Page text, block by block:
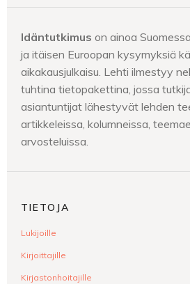
Idäntutkimus on ainoa
ja itäisen Euroopan kysymyksiä
aikakausjulkaisu. Lehti ilmestyy
tuhtina tietopakettina, jossa
asiantuntijat lähestyvät lehden
artikkeleissa, kolumneissa,
arvosteluissa.
TIETOJA
Lukijoille
Kirjoittajille
Kirjastonhoitajille